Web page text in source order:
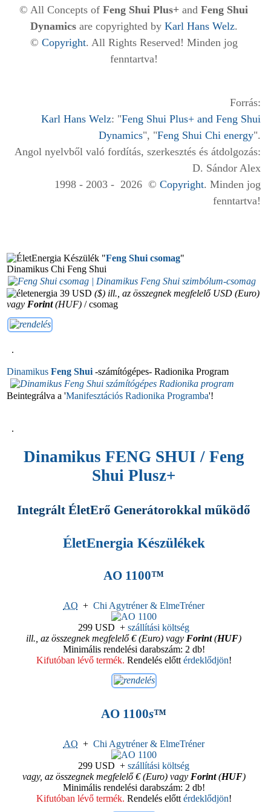
© All Concepts of Feng Shui Plus+ and Feng Shui
Dynamicsare copyrighted by Karl Hans Welz.
© Copyright. All Rights Reserved! Minden jog
fenntartva!
Forrás:
Karl Hans Welz: "Feng Shui Plus+ and Feng Shui
Dynamics", "Feng Shui Chi energy".
Angol nyelvből való fordítás, szerkesztés és átdolgozás:
D. Sándor Alex
1998 - 2003 - 2026 © Copyright. Minden jog
fenntartva!
"Feng Shui csomag"
Dinamikus Chi Feng Shui
39 USD ($) ill., az összegnek megfelelő USD (Euro)
vagy Forint(HUF) / csomag
.
Dinamikus Feng Shui -számítógépes- Radionika Program
Beintegrálva a 'Manifesztációs Radionika Programba'!
.
Dinamikus FENG SHUI / Feng
Shui Plusz+
Integrált ÉletErő Generátorokkal működő
ÉletEnergia Készülékek
AO 1100™
AO + Chi Agytréner & ElmeTréner
299 USD + szállítási költség
ill., az összegnek megfelelő € (Euro) vagy Forint(HUF)
Minimális rendelési darabszám: 2 db!
Kifutóban lévő termék. Rendelés előtt érdeklődjön!
AO 1100s™
AO + Chi Agytréner & ElmeTréner
299 USD + szállítási költség
vagy, az összegnek megfelelő € (Euro) vagy Forint(HUF)
Minimális rendelési darabszám: 2 db!
Kifutóban lévő termék. Rendelés előtt érdeklődjön!